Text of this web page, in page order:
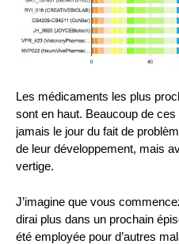
Les médicaments les plus
sont en haut. Beaucoup de
jamais le jour du fait de
de leur développement, mais
vertige.
J’imagine que vous
dirai plus dans un prochain
été employée pour d’autres